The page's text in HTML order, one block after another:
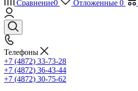
Сравнение0 Отложенные 0
Телефоны
+7 (4872) 33-73-28
+7 (4872) 36-43-44
+7 (4872) 30-75-62